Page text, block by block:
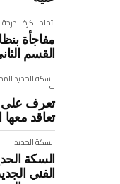
اتحاد الكرةالدرجة
مفاجأة
القسم
السكة الحديد
ب
تعرف على
تعاقد
السكة الحديد
السكة
الفني